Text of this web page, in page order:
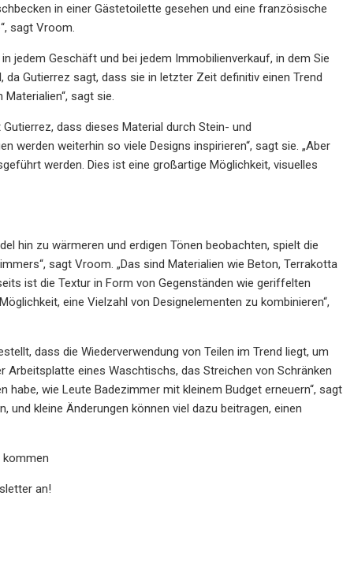
in einer Gästetoilette gesehen und eine französische
sagt Vroom.
jedem Geschäft und bei jedem Immobilienverkauf, in dem Sie
Gutierrez sagt, dass sie in letzter Zeit definitiv einen Trend
sagt sie.
dass dieses Material durch Stein- und
werden weiterhin so viele Designs inspirieren“, sagt sie. „Aber
werden. Dies ist eine großartige Möglichkeit, visuelles
hin zu wärmeren und erdigen Tönen beobachten, spielt die
sagt Vroom. „Das sind Materialien wie Beton, Terrakotta
ist die Textur in Form von Gegenständen wie geriffelten
eine Vielzahl von Designelementen zu kombinieren“,
dass die Wiederverwendung von Teilen im Trend liegt, um
Arbeitsplatte eines Waschtischs, das Streichen von Schränken
wie Leute Badezimmer mit kleinem Budget erneuern“, sagt
und kleine Änderungen können viel dazu beitragen, einen
kommen
an!